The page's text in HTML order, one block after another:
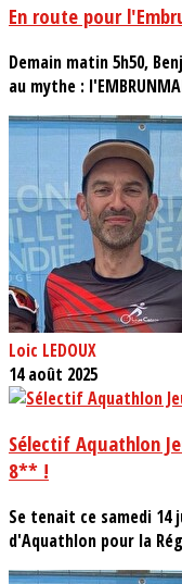
En route pour
Demain matin 5h50,
au mythe :
Loic LEDOUX
14 août 2025
Sélectif Aquathlon
8** !
Se tenait ce samedi 14
d'Aquathlon pour la